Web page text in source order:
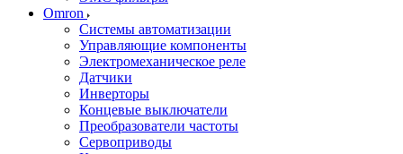
Omron
Системы автоматизации
Управляющие компоненты
Электромеханическое реле
Датчики
Инверторы
Концевые выключатели
Преобразователи частоты
Сервоприводы